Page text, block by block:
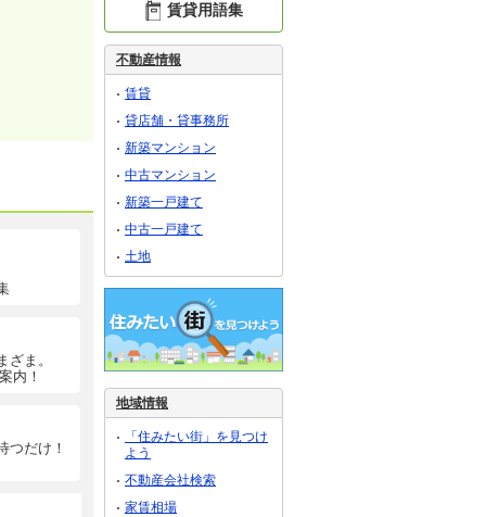
ま。
内！
つだけ！
賃貸用語集
不動産情報
賃貸
貸店舗・貸事務所
新築マンション
中古マンション
新築一戸建て
中古一戸建て
土地
地域情報
「住みたい街」を見つけ
よう
不動産会社検索
家賃相場